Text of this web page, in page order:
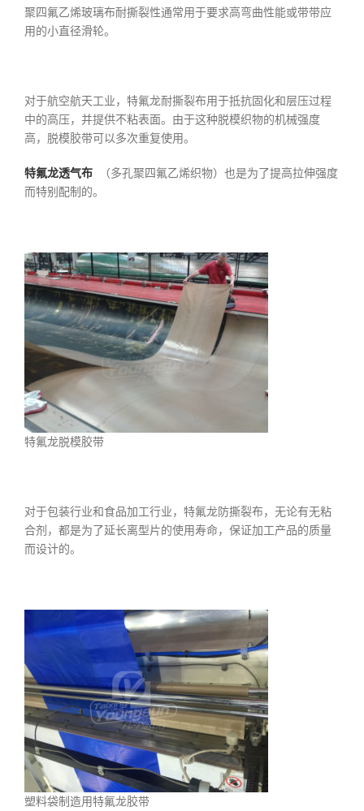
聚四氟乙烯玻璃布耐撕裂性通常用于要求高弯曲性能或带带应
用的小直径滑轮。
对于航空航天工业，特氟龙耐撕裂布用于抵抗固化和层压过程
中的高压，并提供不粘表面。由于这种脱模织物的机械强度
高，脱模胶带可以多次重复使用。
特氟龙透气布 （多孔聚四氟乙烯织物）也是为了提高拉伸强度
而特别配制的。
特氟龙脱模胶带
对于包装行业和食品加工行业，特氟龙防撕裂布，无论有无粘
合剂，都是为了延长离型片的使用寿命，保证加工产品的质量
而设计的。
塑料袋制造用特氟龙胶带